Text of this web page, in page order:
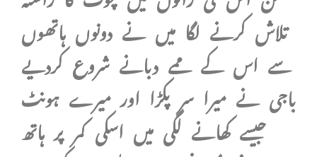
تلاش کرنے لگا میں نے دونوں ہاتھوں
سے اس کے ممے دبانے شروع کردیے
باجی نے میرا سر پکڑا اور میرے ہونٹ
جیسے کھانے لگی میں اسکی کمر پر ہاتھ